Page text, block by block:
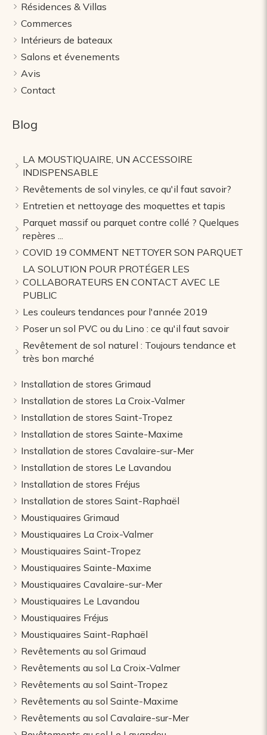
Résidences & Villas
Commerces
Intérieurs de bateaux
Salons et évenements
Avis
Contact
Blog
LA MOUSTIQUAIRE, UN ACCESSOIRE
INDISPENSABLE
Revêtements de sol vinyles, ce qu'il faut savoir?
Entretien et nettoyage des moquettes et tapis
Parquet massif ou parquet contre collé ? Quelques
repères ...
COVID 19 COMMENT NETTOYER SON PARQUET
LA SOLUTION POUR PROTÉGER LES
COLLABORATEURS EN CONTACT AVEC LE
PUBLIC
Les couleurs tendances pour l'année 2019
Poser un sol PVC ou du Lino : ce qu'il faut savoir
Revêtement de sol naturel : Toujours tendance et
très bon marché
Installation de stores Grimaud
Installation de stores La Croix-Valmer
Installation de stores Saint-Tropez
Installation de stores Sainte-Maxime
Installation de stores Cavalaire-sur-Mer
Installation de stores Le Lavandou
Installation de stores Fréjus
Installation de stores Saint-Raphaël
Moustiquaires Grimaud
Moustiquaires La Croix-Valmer
Moustiquaires Saint-Tropez
Moustiquaires Sainte-Maxime
Moustiquaires Cavalaire-sur-Mer
Moustiquaires Le Lavandou
Moustiquaires Fréjus
Moustiquaires Saint-Raphaël
Revêtements au sol Grimaud
Revêtements au sol La Croix-Valmer
Revêtements au sol Saint-Tropez
Revêtements au sol Sainte-Maxime
Revêtements au sol Cavalaire-sur-Mer